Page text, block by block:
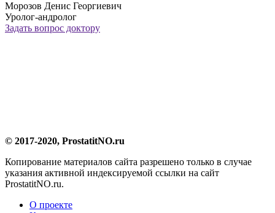
Морозов Денис Георгиевич
Уролог-андролог
Задать вопрос доктору
© 2017-2020, ProstatitNO.ru
Копирование материалов сайта разрешено только в случае
указания активной индексируемой ссылки на сайт
ProstatitNO.ru.
О проекте